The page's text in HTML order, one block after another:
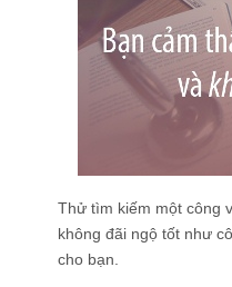
Thử tìm kiếm một công
không đãi ngộ tốt như
cho bạn.